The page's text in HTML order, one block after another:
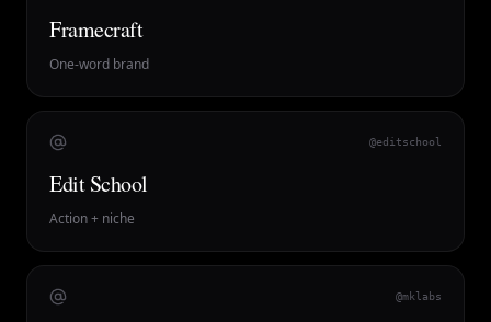
Framecraft
One-word brand
@editschool
Edit School
Action + niche
@mklabs